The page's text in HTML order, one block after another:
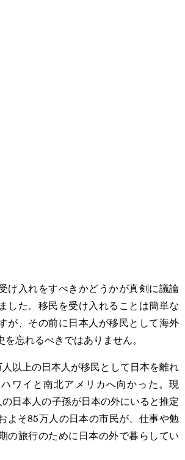
け入れをすべきかどうかが真剣に議論
した。移民を受け入れることは簡単な
が、その前に日本人が移民として海外
忘れるべきではありません。
以上の日本人が移民として日本を離れ
ワイと南北アメリカへ向かった。現
日本人の子孫が日本の外にいると推定
よそ85万人の日本の市民が、仕事や勉
の旅行のために日本の外で暮らしてい